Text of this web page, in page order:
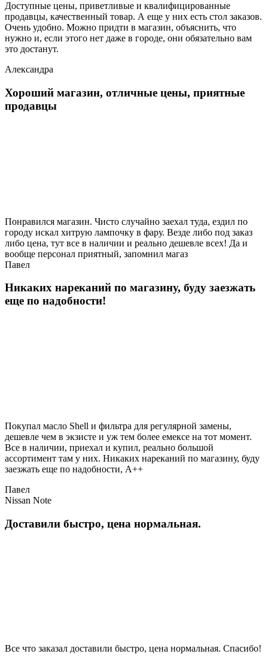
Доступные цены, приветливые и квалифицированные
продавцы, качественный товар. А еще у них есть стол заказов.
Очень удобно. Можно придти в магазин, объяснить, что
нужно и, если этого нет даже в городе, они обязательно вам
это достанут.
Александра
Хороший магазин, отличные цены, приятные
продавцы
Понравился магазин. Чисто случайно заехал туда, ездил по
городу искал хитрую лампочку в фару. Везде либо под заказ
либо цена, тут все в наличии и реально дешевле всех! Да и
вообще персонал приятный, запомнил магаз
Павел
Никаких нареканий по магазину, буду заезжать
еще по надобности!
Покупал масло Shell и фильтра для регулярной замены,
дешевле чем в экзисте и уж тем более емексе на тот момент.
Все в наличии, приехал и купил, реально большой
ассортимент там у них. Никаких нареканий по магазину, буду
заезжать еще по надобности, A++
Павел
Nissan Note
Доставили быстро, цена нормальная.
Все что заказал доставили быстро, цена нормальная. Спасибо!